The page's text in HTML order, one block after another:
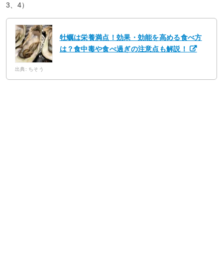
3、4）
牡蠣は栄養満点！効果・効能を高める食べ方
は？食中毒や食べ過ぎの注意点も解説！
出典: ちそう